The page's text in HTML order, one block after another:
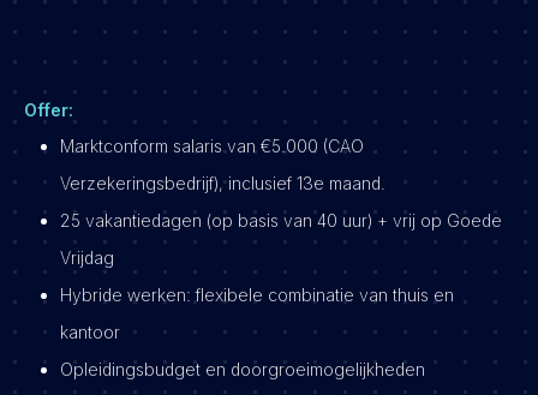
Offer:
Marktconform salaris van €5.000 (CAO
Verzekeringsbedrijf), inclusief 13e maand.
25 vakantiedagen (op basis van 40 uur) + vrij op Goede
Vrijdag
Hybride werken: flexibele combinatie van thuis en
kantoor
Opleidingsbudget en doorgroeimogelijkheden